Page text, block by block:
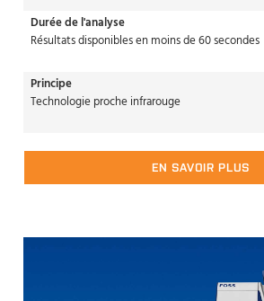
Durée de l'analyse
Résultats disponibles en moins de 60 secondes
Principe
Technologie proche infrarouge
EN SAVOIR PLUS